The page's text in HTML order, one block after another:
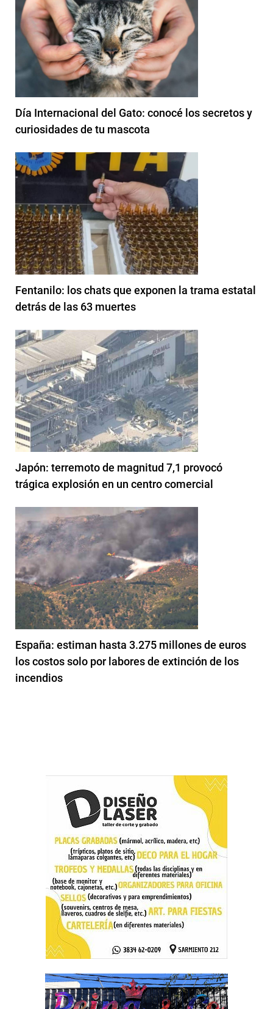
Día Internacional del Gato: conocé los secretos y
curiosidades de tu mascota
Fentanilo: los chats que exponen la trama estatal
detrás de las 63 muertes
Japón: terremoto de magnitud 7,1 provocó
trágica explosión en un centro comercial
España: estiman hasta 3.275 millones de euros
los costos solo por labores de extinción de los
incendios